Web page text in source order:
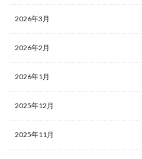
2026年3月
2026年2月
2026年1月
2025年12月
2025年11月